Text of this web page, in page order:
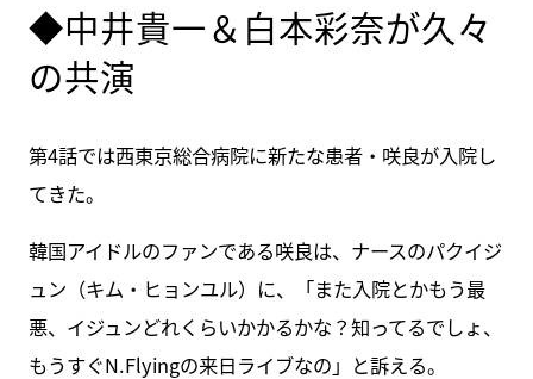
◆中井貴一＆白本彩奈が久々
の共演
第4話では西東京総合病院に新たな患者・咲良が入院し
てきた。
韓国アイドルのファンである咲良は、ナースのパクイジ
ュン（キム・ヒョンユル）に、「また入院とかもう最
悪、イジュンどれくらいかかるかな？知ってるでしょ、
もうすぐN.Flyingの来日ライブなの」と訴える。